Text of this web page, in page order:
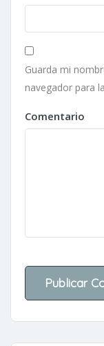
Guarda mi
navegador para
Comentario